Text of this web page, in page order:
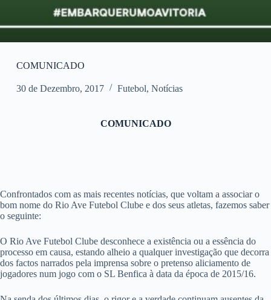
COMUNICADO
30 de Dezembro, 2017 Futebol, Notícias
COMUNICADO
Confrontados com as mais recentes notícias, que voltam a associar o
bom nome do Rio Ave Futebol Clube e dos seus atletas, fazemos saber
o seguinte:
O Rio Ave Futebol Clube desconhece a existência ou a essência do
processo em causa, estando alheio a qualquer investigação que decorra
dos factos narrados pela imprensa sobre o pretenso aliciamento de
jogadores num jogo com o SL Benfica à data da época de 2015/16.